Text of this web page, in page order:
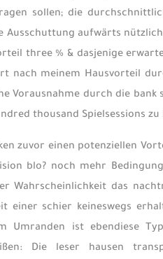
sollen; die
Ausschuttung aufwärts
three % & dasjenige
nach meinem Hausvorteil
Vorausnahme durch die bank
thousand Spielsessions
zuvor einen potenziellen
blo? noch mehr
Wahrscheinlichkeit das
einer schier keineswegs
Umranden ist ebendiese
Die leser hausen